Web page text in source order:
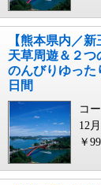
【熊本県内／
天草周遊＆２つ
のんびりゆった
日間
コ
12
￥